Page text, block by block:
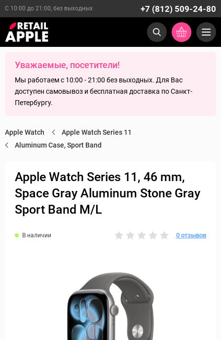
С 10:00 до 21:00, без выходных +7 (812) 509-24-80
Уважаемые, посетители!
Мы работаем с 10:00 - 21:00 без выходных. Для Вас
доступен самовывоз и бесплатная доставка по Санкт-
Петербургу.
Apple Watch
Apple Watch Series 11
Aluminum Case, Sport Band
Apple Watch Series 11, 46 mm,
Space Gray Aluminum Stone Gray
Sport Band M/L
В наличии 0 отзывов